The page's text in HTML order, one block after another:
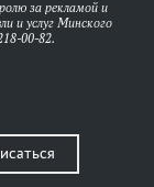
за рекламой и
и услуг Минского
00-82.